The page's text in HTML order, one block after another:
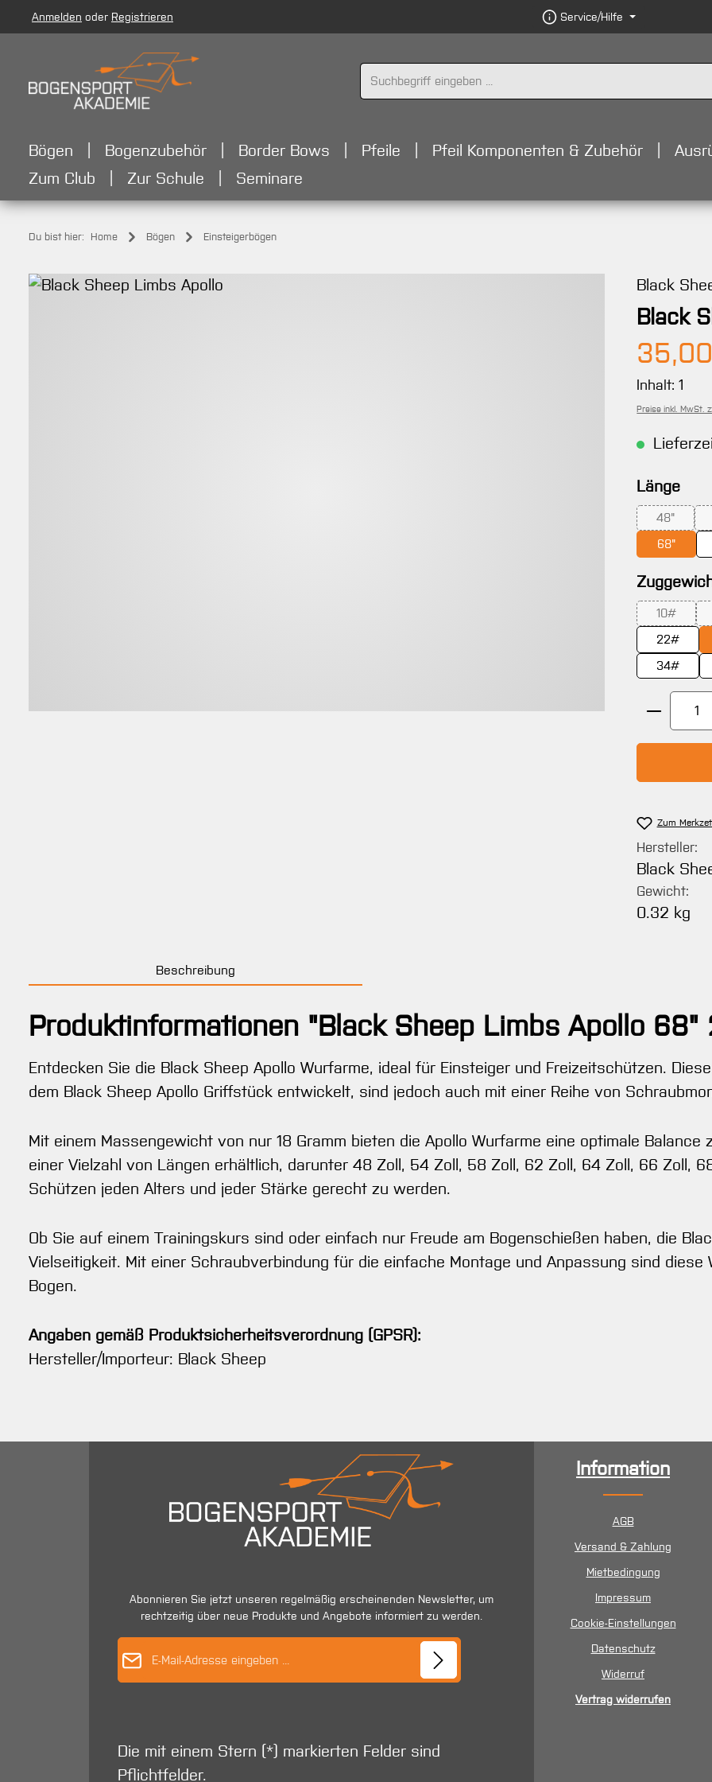
Hauptinhalt springen
Zur Suche springen
Zur Hauptnavigation springen
Anmelden oder Registrieren Service/Hilfe
Bögen Bogenzubehör Border Bows Pfeile Pfeil Komponenten & Zubehör
Zum Club
Zur Schule Seminare
Du bist hier: Home Bögen Einsteigerbögen
Bildergalerie überspringen Black
Black
Regulärer
Inhalt:1
Preise inkl. MwSt.
Länge
48"
(Diese
68"
10#
(Diese
22#
34#
Zum
Hersteller:
Black
Gewicht:
0.32 kg
Beschreibung
Produktinformationen "Black Sheep Limbs Apollo
Entdecken Sie die Black Sheep Apollo Wurfarme, ideal für Einsteiger und Freizeitschützen.
dem Black Sheep Apollo Griffstück entwickelt, sind jedoch auch mit einer Reihe von
Mit einem Massengewicht von nur 18 Gramm bieten die Apollo Wurfarme eine optimale
einer Vielzahl von Längen erhältlich, darunter 48 Zoll, 54 Zoll, 58 Zoll, 62 Zoll, 64 Zoll, 66 Zoll,
Schützen jeden Alters und jeder Stärke gerecht zu werden.
Ob Sie auf einem Trainingskurs sind oder einfach nur Freude am Bogenschießen haben, die
Vielseitigkeit. Mit einer Schraubverbindung für die einfache Montage und Anpassung sind
Bogen.
Angaben gemäß Produktsicherheitsverordnung (GPSR):
Hersteller/Importeur: Black Sheep
Abonnieren Sie jetzt unseren regelmäßig erscheinenden Newsletter, um
rechtzeitig über neue Produkte und Angebote informiert zu werden.
Die mit einem Stern (*) markierten Felder sind
Pflichtfelder.
Information
AGB
Versand & Zahlung
Mietbedingung
Impressum
Cookie-Einstellungen
Datenschutz
Widerruf
Vertrag widerrufen